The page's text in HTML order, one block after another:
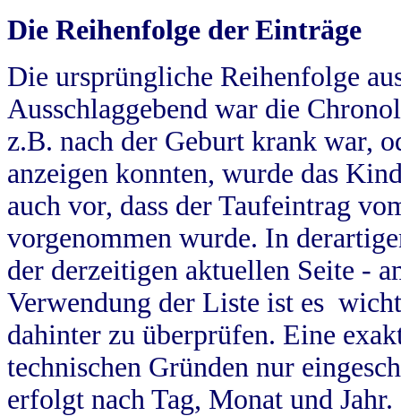
Die Reihenfolge der Einträge
Die ursprüngliche Reihenfolge
Ausschlaggebend war die
z.B. nach der Geburt krank war,
anzeigen konnten, wurde das
auch vor, dass der Taufeintrag
vorgenommen wurde. In
der derzeitigen aktuellen Seite -
Verwendung der Liste ist es
dahinter zu überprüfen. Eine
technischen Gründen nur
erfolgt nach Tag, Monat und Jahr.